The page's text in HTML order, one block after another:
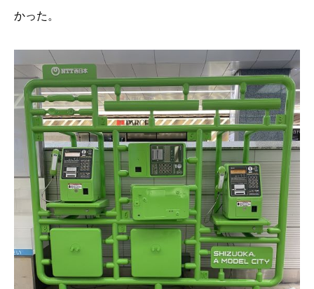
かった。